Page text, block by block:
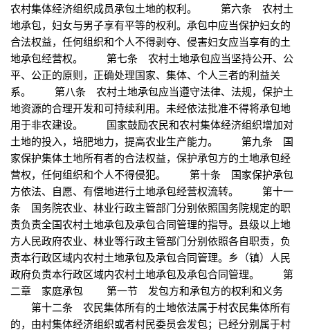
农村集体经济组织成员承包土地的权利。 第六条 农村土
地承包，妇女与男子享有平等的权利。承包中应当保护妇女的
合法权益，任何组织和个人不得剥夺、侵害妇女应当享有的土
地承包经营权。 第七条 农村土地承包应当坚持公开、公
平、公正的原则，正确处理国家、集体、个人三者的利益关
系。 第八条 农村土地承包应当遵守法律、法规，保护土
地资源的合理开发和可持续利用。未经依法批准不得将承包地
用于非农建设。 国家鼓励农民和农村集体经济组织增加对
土地的投入，培肥地力，提高农业生产能力。 第九条 国
家保护集体土地所有者的合法权益，保护承包方的土地承包经
营权，任何组织和个人不得侵犯。 第十条 国家保护承包
方依法、自愿、有偿地进行土地承包经营权流转。 第十一
条 国务院农业、林业行政主管部门分别依照国务院规定的职
责负责全国农村土地承包及承包合同管理的指导。县级以上地
方人民政府农业、林业等行政主管部门分别依照各自职责，负
责本行政区域内农村土地承包及承包合同管理。乡（镇）人民
政府负责本行政区域内农村土地承包及承包合同管理。 第
二章 家庭承包 第一节 发包方和承包方的权利和义务
第十二条 农民集体所有的土地依法属于村农民集体所有
的，由村集体经济组织或者村民委员会发包；已经分别属于村